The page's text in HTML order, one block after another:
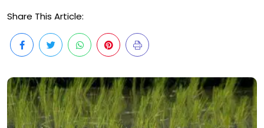
Share This Article: